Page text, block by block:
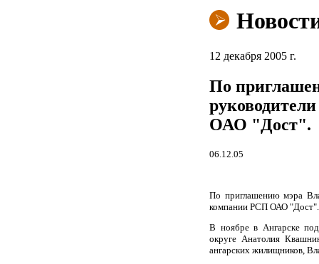
12 декабря 2005 г.
По
ОАО "Дост".
06.12.05
По приглашению мэра
компании РСП ОАО "Дост".
В ноябре в Ангарске
округе Анатолия
ангарских жилищников,